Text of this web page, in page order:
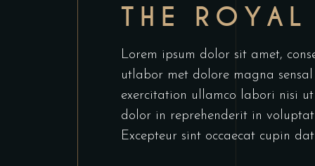
THE
Lorem ipsum dolor sit amet,
utlabor met dolore magna
exercitation ullamco labori nisi
dolor in reprehenderit in
Excepteur sint occaecat cupin